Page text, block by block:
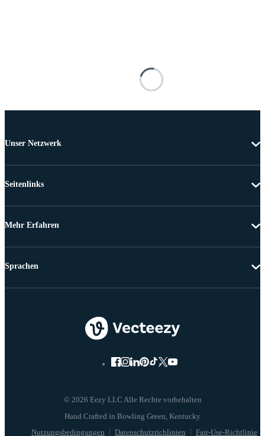
Unser Netzwerk
Seitenlinks
Mehr Erfahren
© 2026 Eezy LLC Alle Rechte vorbehalten
Nutzungsbedingungen Datenschutzrichlinien Fair-Use-Richtlinie
Sprachen